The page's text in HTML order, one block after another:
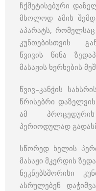
ჩქმეტისებური
მხოლოდ ამის
აპარატს,
კუნთებისთვის
წვივის წინა
მასაჟის ხერხების
წვივ–კანჭის
წრისებრი
ამ
პერიოდულად
სწორედ ხელის
მასაჟი მკერდის
ნეკნებსშორისი
ასრულებენ